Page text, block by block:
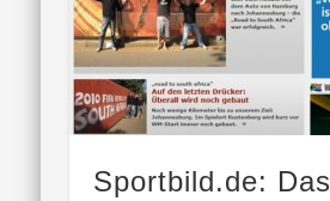
Sportbild.de: Das